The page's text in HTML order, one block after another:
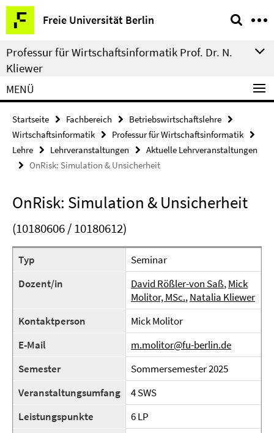
Springe
direkt
zu
Inhalt
Freie Universität Berlin
Service-
Navigation
Professur für Wirtschaftsinformatik Prof. Dr. N.
Kliewer
MENÜ
Startseite Fachbereich
Betriebswirtschaftslehre
Wirtschaftsinformatik
Professur für Wirtschaftsinformatik
Lehre
Lehrveranstaltungen
Aktuelle Lehrveranstaltungen
OnRisk: Simulation & Unsicherheit
OnRisk: Simulation & Unsicherheit
(10180606 / 10180612)
Typ
Seminar
Dozent/in
David Rößler-von Saß,Mick
Molitor, MSc.,Natalia Kliewer
Kontaktperson
Mick Molitor
E-Mail
m.molitor@fu-berlin.de
Semester
Sommersemester 2025
Veranstaltungsumfang
4 SWS
Leistungspunkte
6 LP